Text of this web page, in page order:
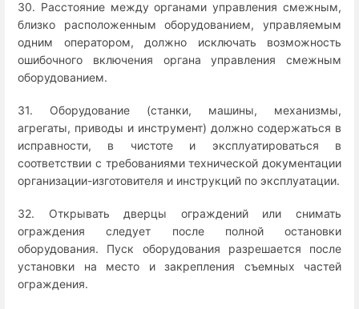
30. Расстояние между органами управления смежным,
близко расположенным оборудованием, управляемым
одним оператором, должно исключать возможность
ошибочного включения органа управления смежным
оборудованием.
31. Оборудование (станки, машины, механизмы,
агрегаты, приводы и инструмент) должно содержаться в
исправности, в чистоте и эксплуатироваться в
соответствии с требованиями технической документации
организации-изготовителя и инструкций по эксплуатации.
32. Открывать дверцы ограждений или снимать
ограждения следует после полной остановки
оборудования. Пуск оборудования разрешается после
установки на место и закрепления съемных частей
ограждения.